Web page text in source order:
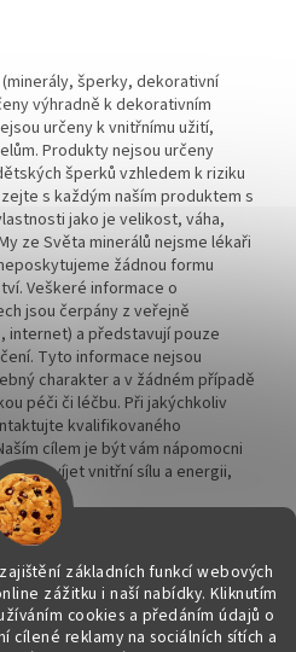
základních funkcí webových
zážitku i naší nabídky. Kliknutím
cookies a předáním údajů o
cílené reklamy na sociálních sítích a
šperky, dekorativní
výhradně k dekorativním
určeny k vnitřnímu užití,
Produkty nejsou určeny
šperků vzhledem k riziku
s každým naším produktem s
jako je velikost, váha,
ze Světa minerálů nejsme lékaři
žádnou formu
Veškeré informace o
jsou čerpány z veřejně
internet) a představují pouze
Tyto informace nejsou
charakter a v žádném případě
péči či léčbu. Při jakýchkoliv
kvalifikovaného
cílem je být vám nápomocni
a rozvíjet vnitřní sílu a energii,
Shoptet